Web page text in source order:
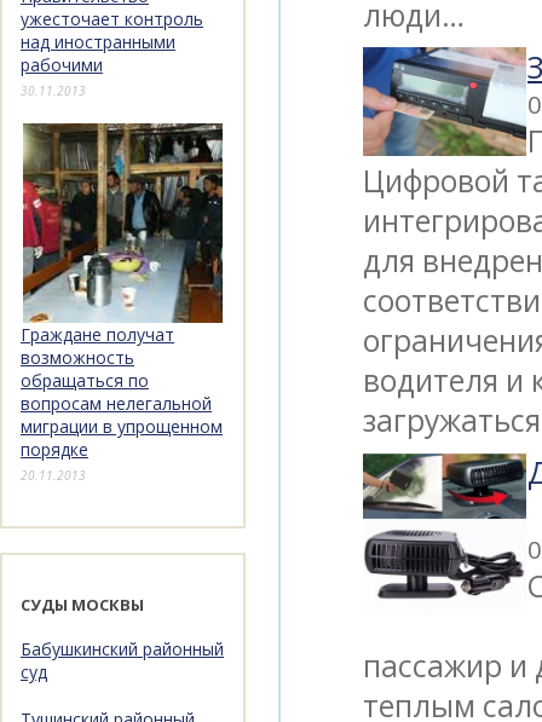
люди…
Цифровой
для
водителя и
пассажир и
теплым
ужесточает контроль
над иностранными
рабочими
30.11.2013
Граждане получат
возможность
обращаться по
вопросам нелегальной
миграции в упрощенном
порядке
20.11.2013
СУДЫ МОСКВЫ
Бабушкинский районный
суд